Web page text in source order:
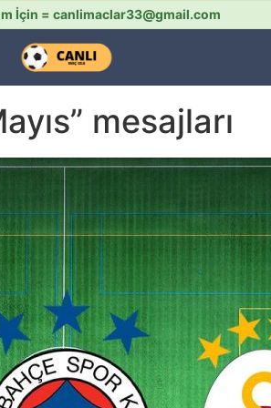
İçin = canlimaclar33@gmail.com
mesajları